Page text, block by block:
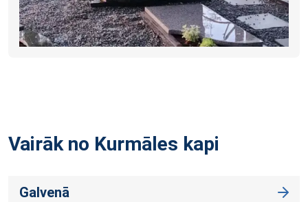
Vairāk no Kurmāles kapi
Galvenā